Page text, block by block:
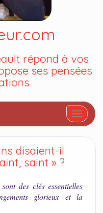
répond à vos
ses pensées
Afficher/
disaient-il
saint » ?
des clés essentielles
glorieux et la